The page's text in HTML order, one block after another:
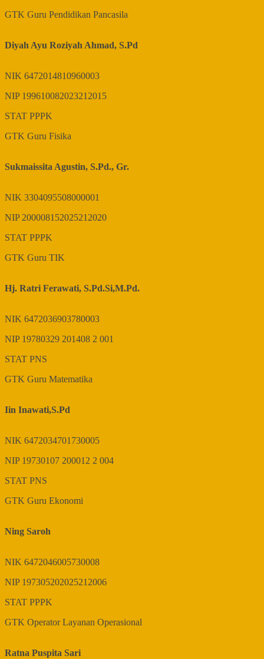
GTK Guru Pendidikan Pancasila
Diyah Ayu Roziyah Ahmad, S.Pd
NIK 6472014810960003
NIP 199610082023212015
STAT PPPK
GTK Guru Fisika
Sukmaissita Agustin, S.Pd., Gr.
NIK 3304095508000001
NIP200008152025212020
STAT PPPK
GTK Guru TIK
Hj. Ratri Ferawati, S.Pd.Si,M.Pd.
NIK 6472036903780003
NIP 19780329 201408 2 001
STAT PNS
GTK Guru Matematika
Iin Inawati,S.Pd
NIK 6472034701730005
NIP 19730107 200012 2 004
STAT PNS
GTK Guru Ekonomi
Ning Saroh
NIK 6472046005730008
NIP 197305202025212006
STAT PPPK
GTK Operator Layanan Operasional
Ratna Puspita Sari